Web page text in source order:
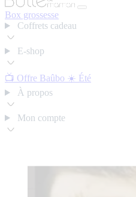
Box grossesse
Coffrets cadeau
E-shop
📺 Offre Baûbo ☀️ Été
À propos
Mon compte